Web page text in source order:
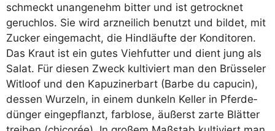
schmeckt unan­ge­nehm bit­ter und ist getrock­net
geruch­los. Sie wird arz­nei­lich benutzt und bil­det, mit
Zucker ein­ge­macht, die Hind­läuf­te der Kon­di­to­ren.
Das Kraut ist ein gutes Vieh­fut­ter und dient jung als
Salat. Für die­sen Zweck kul­ti­viert man den Brüs­se­ler
Wit­loof und den Kapu­zi­ner­bart (Bar­be du capu­cin),
des­sen Wur­zeln, in einem dun­keln Kel­ler in Pfer­de­
dün­ger ein­ge­pflanzt, farb­lo­se, äußerst zar­te Blät­ter